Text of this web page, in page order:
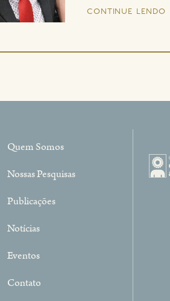
continue lendo
Quem Somos
Nossas Pesquisas
Publicações
Notícias
Eventos
Contato